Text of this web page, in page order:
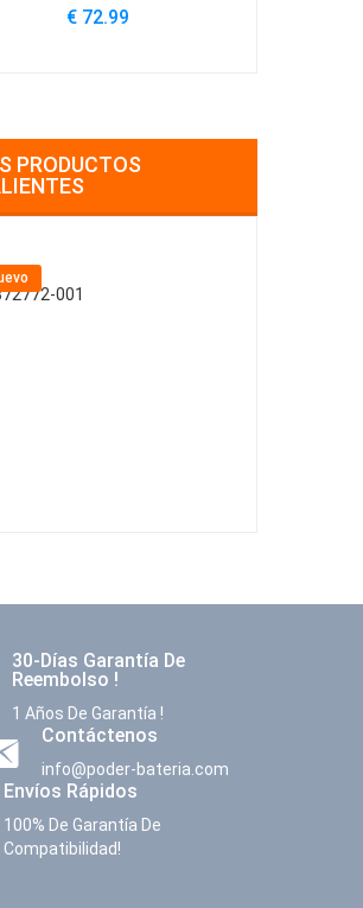
€ 72.99
PRODUCTOS
30-Días Garantía De
Reembolso !
1 Años De Garantía !
Contáctenos
info@poder-bateria.com
Envíos Rápidos
100% De Garantía De
Compatibilidad!